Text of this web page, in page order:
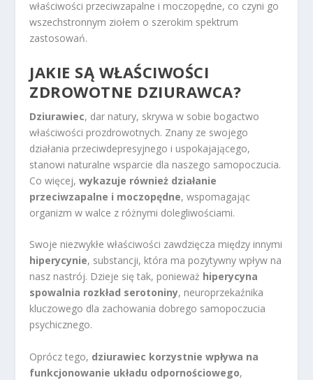
właściwości przeciwzapalne i moczopędne, co czyni go
wszechstronnym ziołem o szerokim spektrum
zastosowań.
JAKIE SĄ WŁAŚCIWOŚCI
ZDROWOTNE DZIURAWCA?
Dziurawiec, dar natury, skrywa w sobie bogactwo
właściwości prozdrowotnych. Znany ze swojego
działania przeciwdepresyjnego i uspokajającego,
stanowi naturalne wsparcie dla naszego samopoczucia.
Co więcej,wykazuje również działanie
przeciwzapalne i moczopędne, wspomagając
organizm w walce z różnymi dolegliwościami.
Swoje niezwykłe właściwości zawdzięcza między innymi
hiperycynie, substancji, która ma pozytywny wpływ na
nasz nastrój. Dzieje się tak, ponieważ hiperycyna
spowalnia rozkład serotoniny, neuroprzekaźnika
kluczowego dla zachowania dobrego samopoczucia
psychicznego.
Oprócz tego, dziurawiec korzystnie wpływa na
funkcjonowanie układu odpornościowego,